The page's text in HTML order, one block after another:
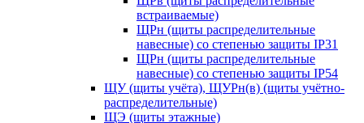
встраиваемые)
ЩРн (щиты распределительные
навесные) со степенью защиты IP31
ЩРн (щиты распределительные
навесные) со степенью защиты IP54
ЩУ (щиты учёта), ЩУРн(в) (щиты учётно-
распределительные)
ЩЭ (щиты этажные)